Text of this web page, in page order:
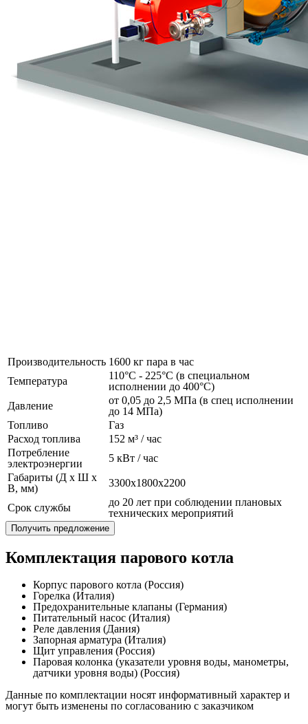
Производительность 1600 кг пара в час
Температура
110°C - 225°C (в специальном
исполнении до 400°C)
Давление
от 0,05 до 2,5 МПа (в спец исполнении
до 14 МПа)
Топливо
Газ
Расход топлива
152 м³ / час
Потребление
электроэнергии
5 кВт / час
Габариты (Д x Ш x
В, мм)
3300x1800x2200
Срок службы
до 20 лет при соблюдении плановых
технических мероприятий
Получить предложение
Комплектация парового котла
Корпус парового котла (Россия)
Горелка (Италия)
Предохранительные клапаны (Германия)
Питательный насос (Италия)
Реле давления (Дания)
Запорная арматура (Италия)
Щит управления (Россия)
Паровая колонка (указатели уровня воды, манометры,
датчики уровня воды) (Россия)
Данные по комплектации носят информативный характер и
могут быть изменены по согласованию с заказчиком